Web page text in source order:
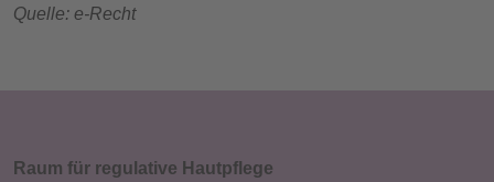
Quelle: e-Recht
Raum für regulative Hautpflege